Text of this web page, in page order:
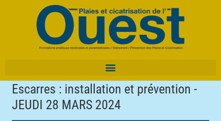
Escarres : installation et prévention -
JEUDI 28 MARS 2024